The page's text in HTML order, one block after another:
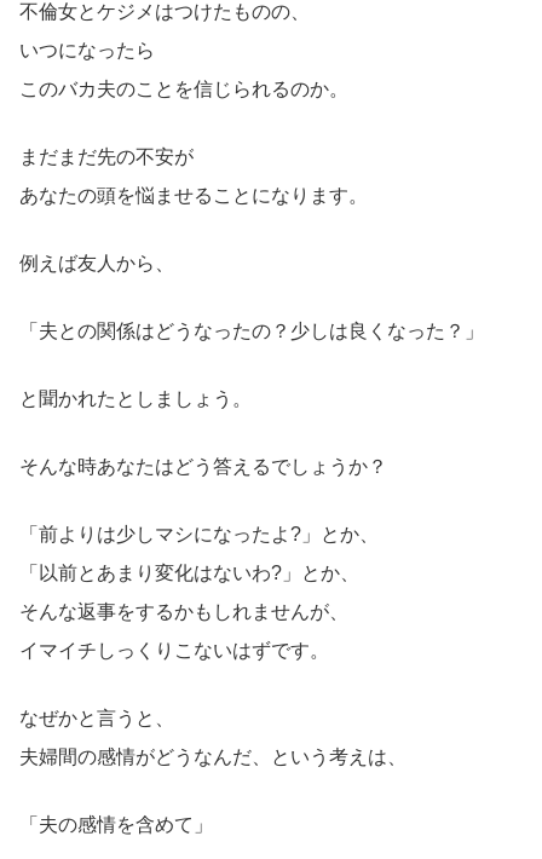
不倫女とケジメはつけたものの、
いつになったら
このバカ夫のことを信じられるのか。
まだまだ先の不安が
あなたの頭を悩ませることになります。
例えば友人から、
「夫との関係はどうなったの？少しは良くなった？」
と聞かれたとしましょう。
そんな時あなたはどう答えるでしょうか？
「前よりは少しマシになったよ?」とか、
「以前とあまり変化はないわ?」とか、
そんな返事をするかもしれませんが、
イマイチしっくりこないはずです。
なぜかと言うと、
夫婦間の感情がどうなんだ、という考えは、
「夫の感情を含めて」